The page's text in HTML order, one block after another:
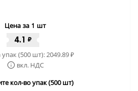
Цена за 1 шт
4.1 ₽
упак (500 шт):2049.89₽
вкл. НДС
кол-во упак (500 шт)